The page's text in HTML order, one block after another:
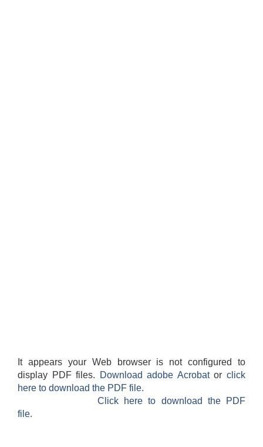
It appears your Web browser is not configured to
display PDF files.
Download adobe Acrobatorclick
here to download the PDF file.
Click here to download the PDF
file.